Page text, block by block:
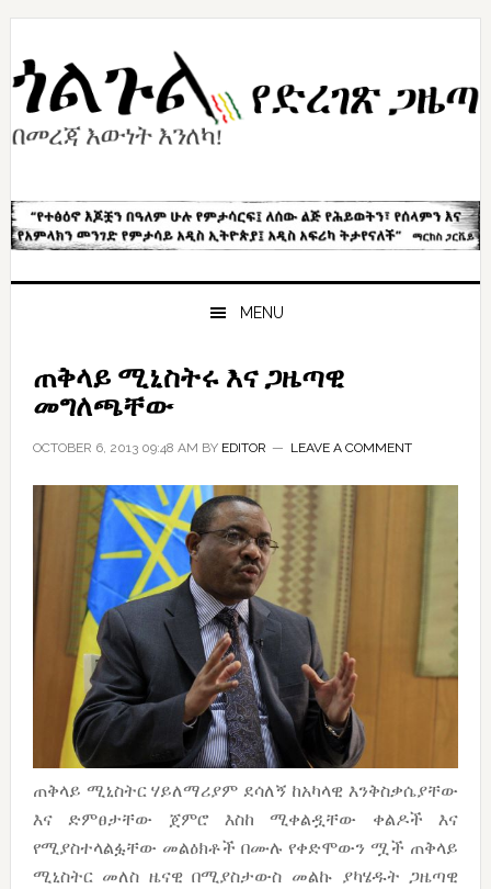
Skip
primary
navigation
Skip
content
Skip
primary
sidebar
MENU
ጠቅላይ ሚኒስትሩ እና ጋዜጣዊ
መግለጫቸው
OCTOBER 6, 2013 09:48 AM BY EDITOR LEAVE A COMMENT
ጠቅላይ ሚኒስትር ሃይለማሪያም ደሳለኝ ከአካላዊ እንቅስቃሴያቸው
እና ድምፀታቸው ጀምሮ እስከ ሚቀልዷቸው ቀልዶች እና
የሚያስተላልፏቸው መልዕክቶች በሙሉ የቀድሞውን ሟች ጠቅላይ
ሚኒስትር መለስ ዜናዊ በሚያስታውስ መልኩ ያካሄዱት ጋዜጣዊ